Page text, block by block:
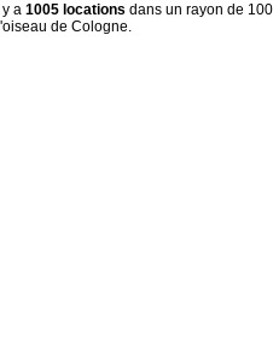
Il y a 1005 locations dans un rayon de
de Cologne.